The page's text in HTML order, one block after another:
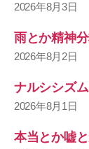
2026年8月3日
雨とか精神分
2026年8月2日
ナルシシズ
2026年8月1日
本当とか嘘と